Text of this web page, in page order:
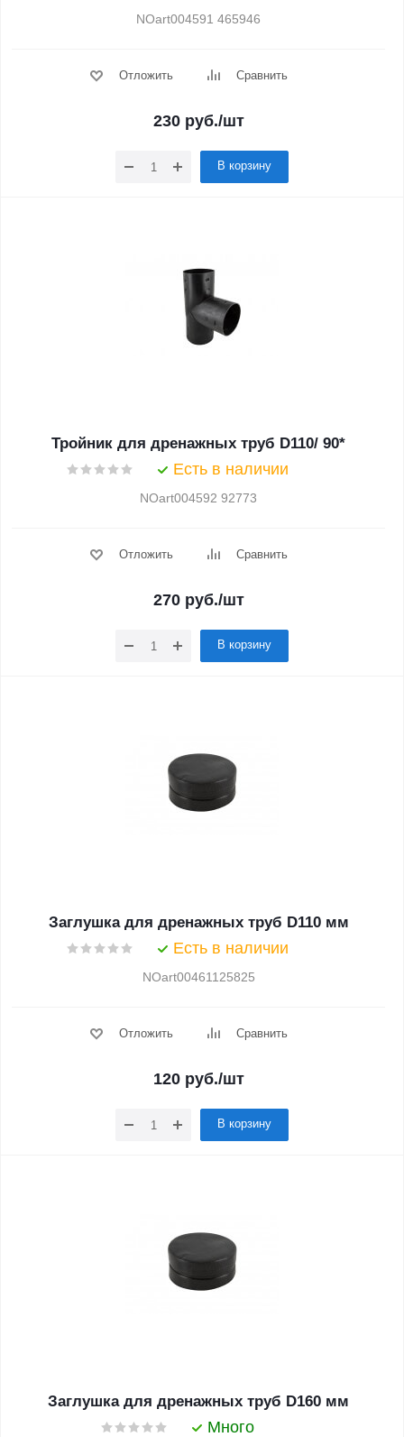
NOart004591 465946
Отложить Сравнить
230 руб./шт
В корзину
Тройник для дренажных труб D110/ 90*
Есть в наличии
NOart004592 92773
Отложить Сравнить
270 руб./шт
В корзину
Заглушка для дренажных труб D110 мм
Есть в наличии
NOart00461125825
Отложить Сравнить
120 руб./шт
В корзину
Заглушка для дренажных труб D160 мм
Много